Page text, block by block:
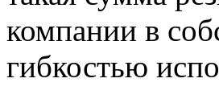
компании в
гибкостью